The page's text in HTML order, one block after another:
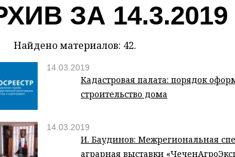
ЗА 14.3.2019
Найдено материалов: 42.
14.03.2019
Кадастровая палата: порядок
строительство дома
14.03.2019
И. Баудинов: Межрегиональная
аграрная выставки